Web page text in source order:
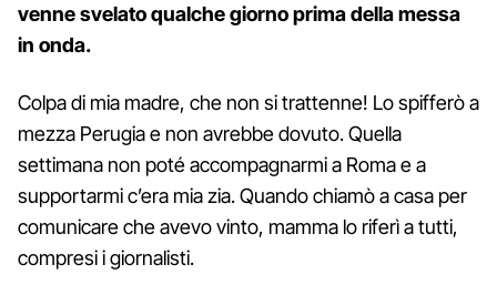
venne svelato qualche giorno prima della messa
in onda.
Colpa di mia madre, che non si trattenne! Lo spifferò a
mezza Perugia e non avrebbe dovuto. Quella
settimana non poté accompagnarmi a Roma e a
supportarmi c’era mia zia. Quando chiamò a casa per
comunicare che avevo vinto, mamma lo riferì a tutti,
compresi i giornalisti.